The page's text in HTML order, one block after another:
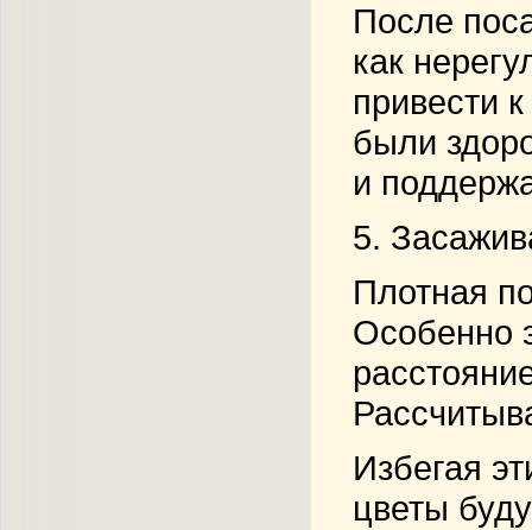
После
как
привести
были
и
5.
Плотная
Особенно
Избегая
цветы